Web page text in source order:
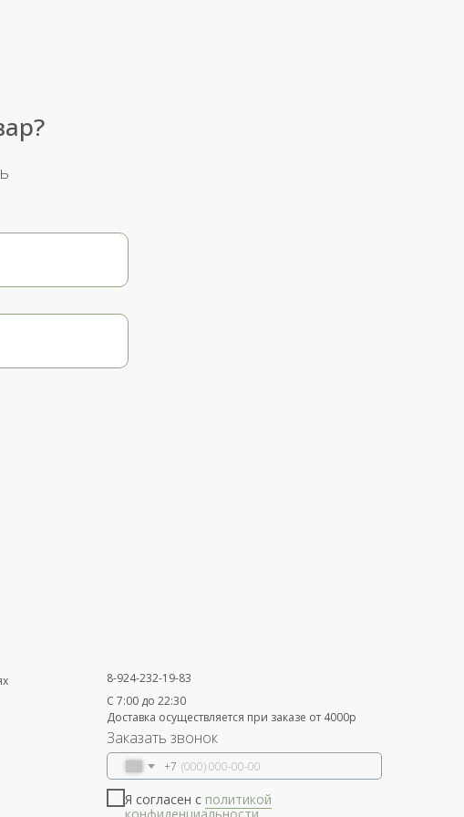
8-924-232-19-83
С 7:00 до 22:30
Доставка осуществляется при заказе от 4000р
Заказать звонок
+7
Я согласен с политикой